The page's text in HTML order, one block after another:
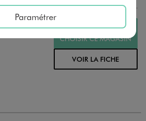
MAGASIN CHOISI
CHOISIR CE MAGASIN
VOIR LA FICHE
Paramétrer